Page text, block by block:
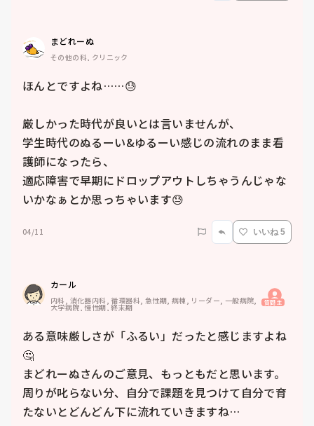
まどれーぬ
その他の科, クリニック
ほんとですよね……😓
厳しかった時代が良いとは言いませんが、
学生時代のぬるーい&ゆるーい感じの流れのまま看
護師になったら、
適応障害で早期にドロップアウトしちゃうんじゃな
いかなぁとか思っちゃいます😓
04/11 いいね 5
カール
内科, 消化器内科, 循環器科, 急性期, 病棟, リーダー, 一般病院,
大学病院, 慢性期, 終末期 質問主
ある意味厳しさが「ふるい」だったと感じますよね
🤔
まどれーぬさんのご意見、もっともだと思います。
周りが叱らない分、自分で課題を見つけて自分で育
たないとどんどん下に流れていきますね…